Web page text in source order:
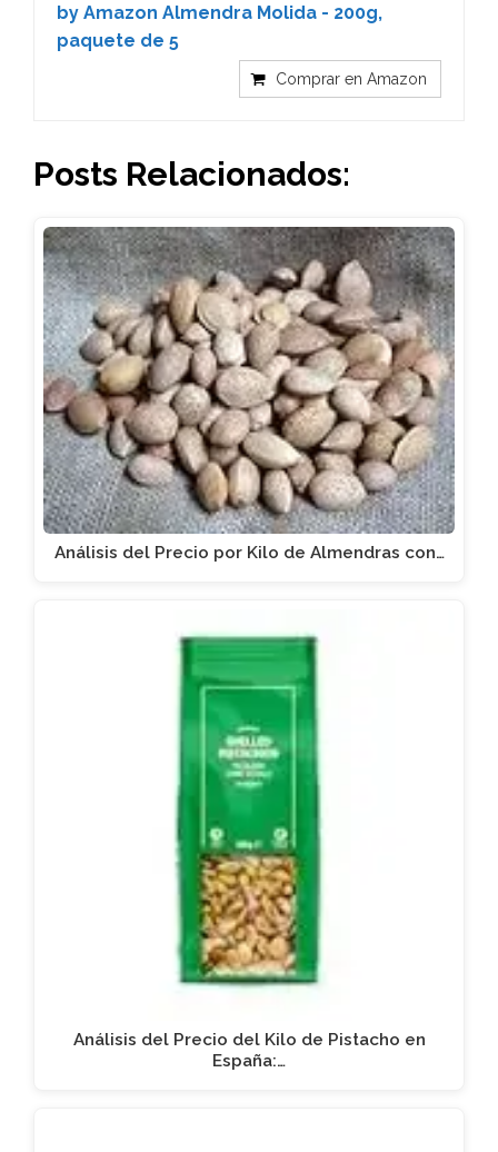
by Amazon Almendra Molida - 200g,
paquete de 5
Comprar en Amazon
Posts Relacionados:
Análisis del Precio por Kilo de Almendras con…
Análisis del Precio del Kilo de Pistacho en
España:…